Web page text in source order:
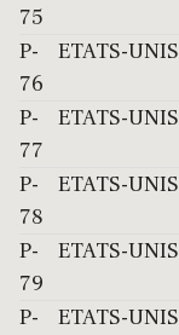
75
P-
76
ETATS-UNIS
P-
77
ETATS-UNIS
P-
78
ETATS-UNIS
P-
79
ETATS-UNIS
P-
ETATS-UNIS